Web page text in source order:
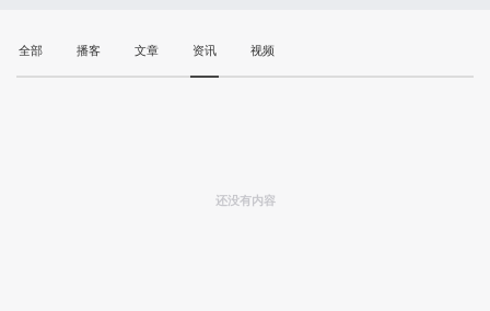
全部 播客 文章 资讯 视频
还没有内容